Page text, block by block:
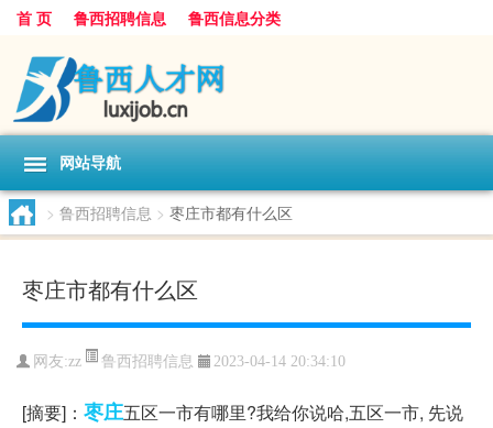
首 页 鲁西招聘信息 鲁西信息分类
网站导航
> 鲁西招聘信息 > 枣庄市都有什么区
枣庄市都有什么区
网友:zz 鲁西招聘信息 2023-04-14 20:34:10
[摘要]： 枣庄五区一市有哪里?我给你说哈,五区一市, 先说